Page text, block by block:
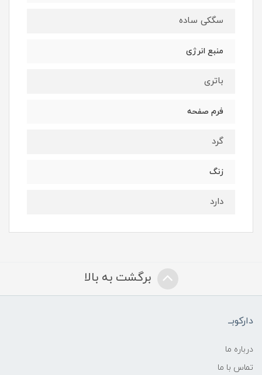
سگکی ساده
منبع انرژی
باتری
فرم صفحه
گرد
زنگ
دارد
برگشت به بالا
دارکوبــ
درباره ما
تماس با ما